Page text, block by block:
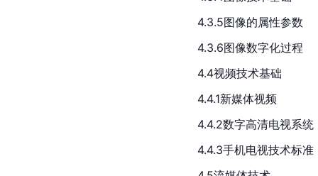
4.3.5图像的属性参数
4.3.6图像数字化过程
4.4视频技术基础
4.4.1新媒体视频
4.4.2数字高清电视系统
4.4.3手机电视技术标准